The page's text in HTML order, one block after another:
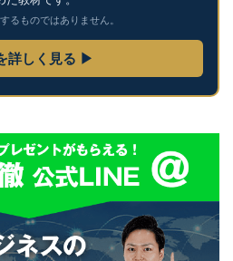
るものではありません。
詳しく見る ▶